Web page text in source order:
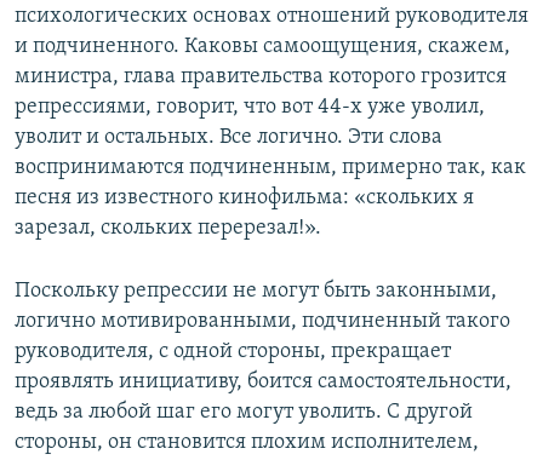
психологических основах отношений руководителя
и подчиненного. Каковы самоощущения, скажем,
министра, глава правительства которого грозится
репрессиями, говорит, что вот 44-х уже уволил,
уволит и остальных. Все логично. Эти слова
воспринимаются подчиненным, примерно так, как
песня из известного кинофильма: «скольких я
зарезал, скольких перерезал!».
Поскольку репрессии не могут быть законными,
логично мотивированными, подчиненный такого
руководителя, с одной стороны, прекращает
проявлять инициативу, боится самостоятельности,
ведь за любой шаг его могут уволить. С другой
стороны, он становится плохим исполнителем,